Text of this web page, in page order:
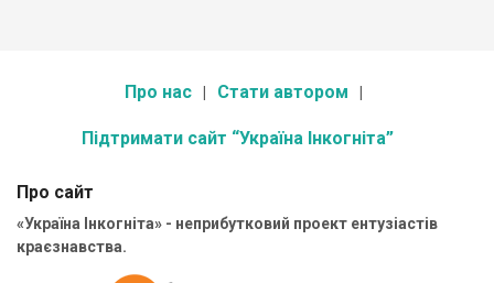
Про нас Стати автором
Підтримати сайт “Україна Інкогніта”
Про сайт
«Україна Інкогніта» - неприбутковий проект ентузіастів
краєзнавства.